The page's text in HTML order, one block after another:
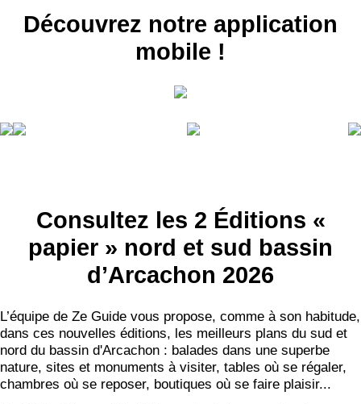
Découvrez notre application
mobile !
Consultez les 2 Éditions «
papier » nord et sud bassin
d’Arcachon 2026
L’équipe de Ze Guide vous propose, comme à son habitude,
dans ces nouvelles éditions, les meilleurs plans du sud et
nord du bassin d'Arcachon : balades dans une superbe
nature, sites et monuments à visiter, tables où se régaler,
chambres où se reposer, boutiques où se faire plaisir...